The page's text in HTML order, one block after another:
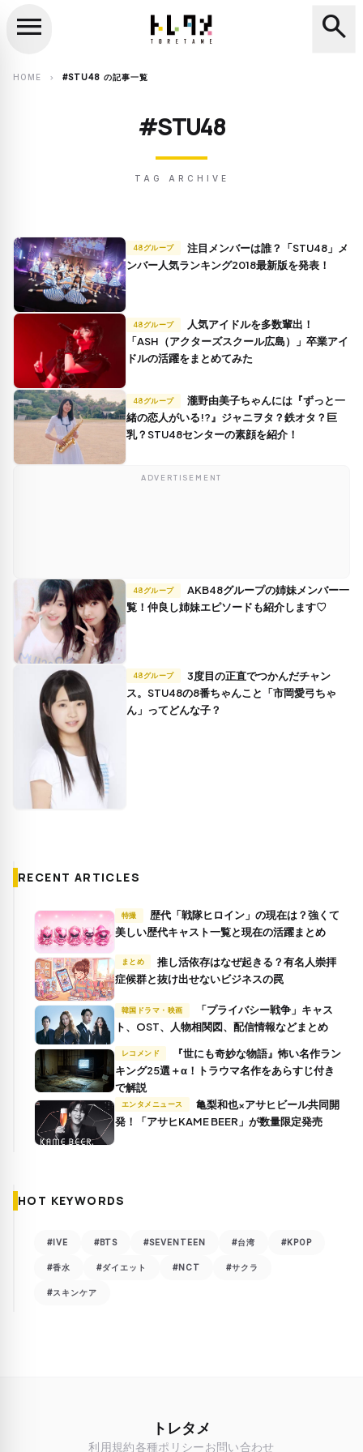
search
menu search
HOME chevron_right #STU48 の記事一覧
#STU48
TAG ARCHIVE
48グループ
ンバー人気ランキング2018最新版を発表！
48グループ
「ASH（アクターズスクール広島）」卒業アイ
ドルの活躍をまとめてみた
48グループ
緒の恋人がいる!?』ジャニヲタ？鉄オタ？巨
乳？STU48センターの素顔を紹介！
ADVERTISEMENT
48グループ
覧！仲良し姉妹エピソードも紹介します♡
48グループ
ス。STU48の8番ちゃんこと「市岡愛弓ちゃ
ん」ってどんな子？
RECENT ARTICLES
特撮
美しい歴代キャスト一覧と現在の活躍まとめ
まとめ
推し活依存はなぜ起きる？有名人崇拝
症候群と抜け出せないビジネスの罠
韓国ドラマ・映画
ト、OST、人物相関図、配信情報などまとめ
レコメンド
キング25選＋α！トラウマ名作をあらすじ付き
で解説
エンタメニュース
発！「アサヒKAME BEER」が数量限定発売
HOT KEYWORDS
#IVE #BTS #SEVENTEEN #台湾 #KPOP
#香水 #ダイエット #NCT #サクラ
#スキンケア
トレタメ
利用規約各種ポリシーお問い合わせ